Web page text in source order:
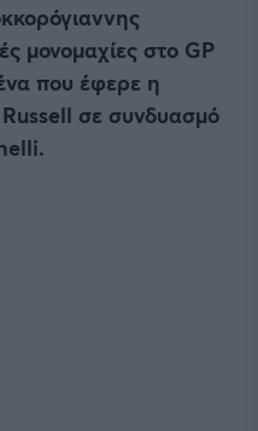
μονομαχίες στο GP
που έφερε η
σε συνδυασμό